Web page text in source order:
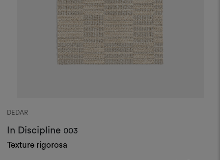
DEDAR
In Discipline 003
Texture rigorosa